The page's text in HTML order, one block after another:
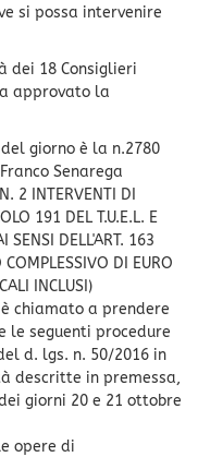
si possa intervenire
dei 18 Consiglieri
approvato la
giorno è la n.2780
Senarega
2 INTERVENTI DI
191 DEL T.U.E.L. E
SENSI DELL'ART. 163
DI EURO
INCLUSI)
chiamato a prendere
le seguenti procedure
d. lgs. n. 50/2016 in
descritte in premessa,
giorni 20 e 21 ottobre
opere di